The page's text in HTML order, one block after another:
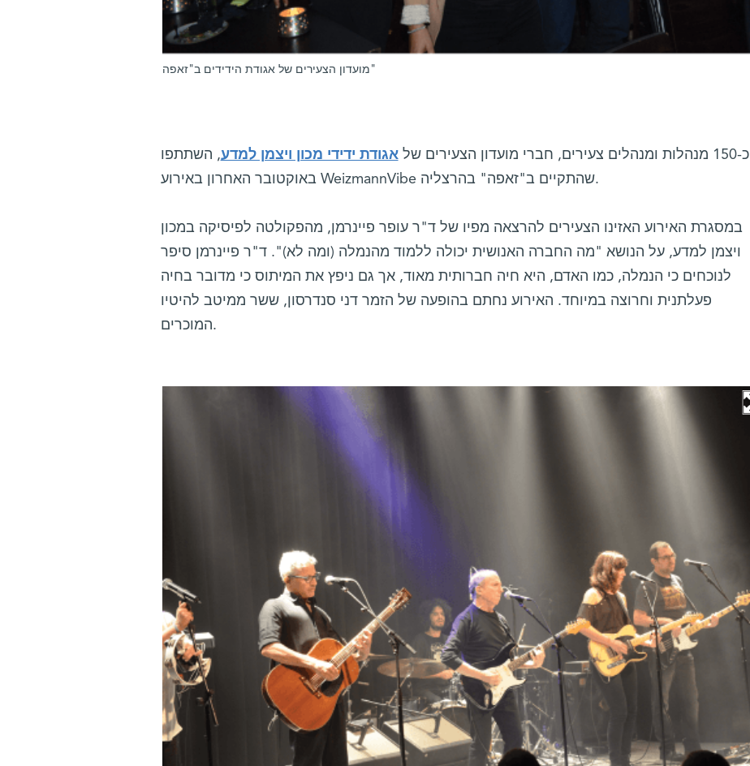
מועדון הצעירים של אגודת הידידים ב"זאפה"
כ-150 מנהלות ומנהלים צעירים, חברי מועדון הצעירים של אגודת ידידי מכון ויצמן למדע, השתתפו
באוקטובר האחרון באירוע WeizmannVibe שהתקיים ב"זאפה" בהרצליה.
במסגרת האירוע האזינו הצעירים להרצאה מפיו של ד"ר עופר פיינרמן, מהפקולטה לפיסיקה במכון
ויצמן למדע, על הנושא "מה החברה האנושית יכולה ללמוד מהנמלה (ומה לא)". ד"ר פיינרמן סיפר
לנוכחים כי הנמלה, כמו האדם, היא חיה חברותית מאוד, אך גם ניפץ את המיתוס כי מדובר בחיה
פעלתנית וחרוצה במיוחד. האירוע נחתם בהופעה של הזמר דני סנדרסון, ששר ממיטב להיטיו
המוכרים.